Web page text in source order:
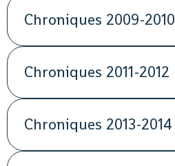
Chroniques 2009-2010
Chroniques 2011-2012
Chroniques 2013-2014